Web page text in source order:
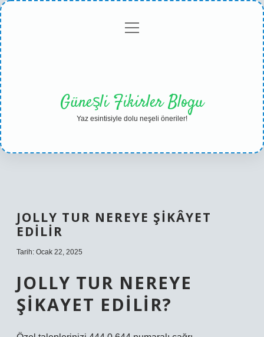
Gizlilikmenüyü
Güneşli Fikirler Blogu
Yaz esintisiyle dolu neşeli öneriler!
JOLLY TUR NEREYE ŞIKÂYET
EDILIR
Tarih: Ocak 22, 2025
JOLLY TUR NEREYE
ŞIKAYET EDILIR?